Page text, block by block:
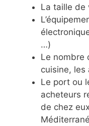
La taille de
…)
Le nombre
cuisine,
Le port ou
acheteurs
de chez